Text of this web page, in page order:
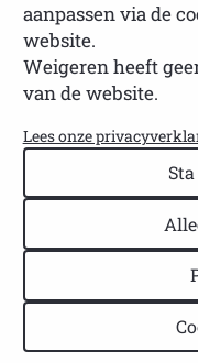
NVSP Leestijd: 2
De NVSP
verstrekken voor
voor
daarnaast
patiëntpartner
binnen
patiënt te
Deze
aanpassen via de
website.
Weigeren heeft
van de website.
Lees onze